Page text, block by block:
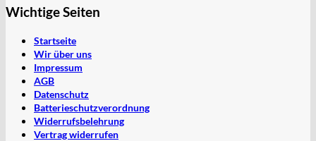
Wichtige Seiten
Startseite
Wir über uns
Impressum
AGB
Datenschutz
Batterieschutzverordnung
Widerrufsbelehrung
Vertrag widerrufen